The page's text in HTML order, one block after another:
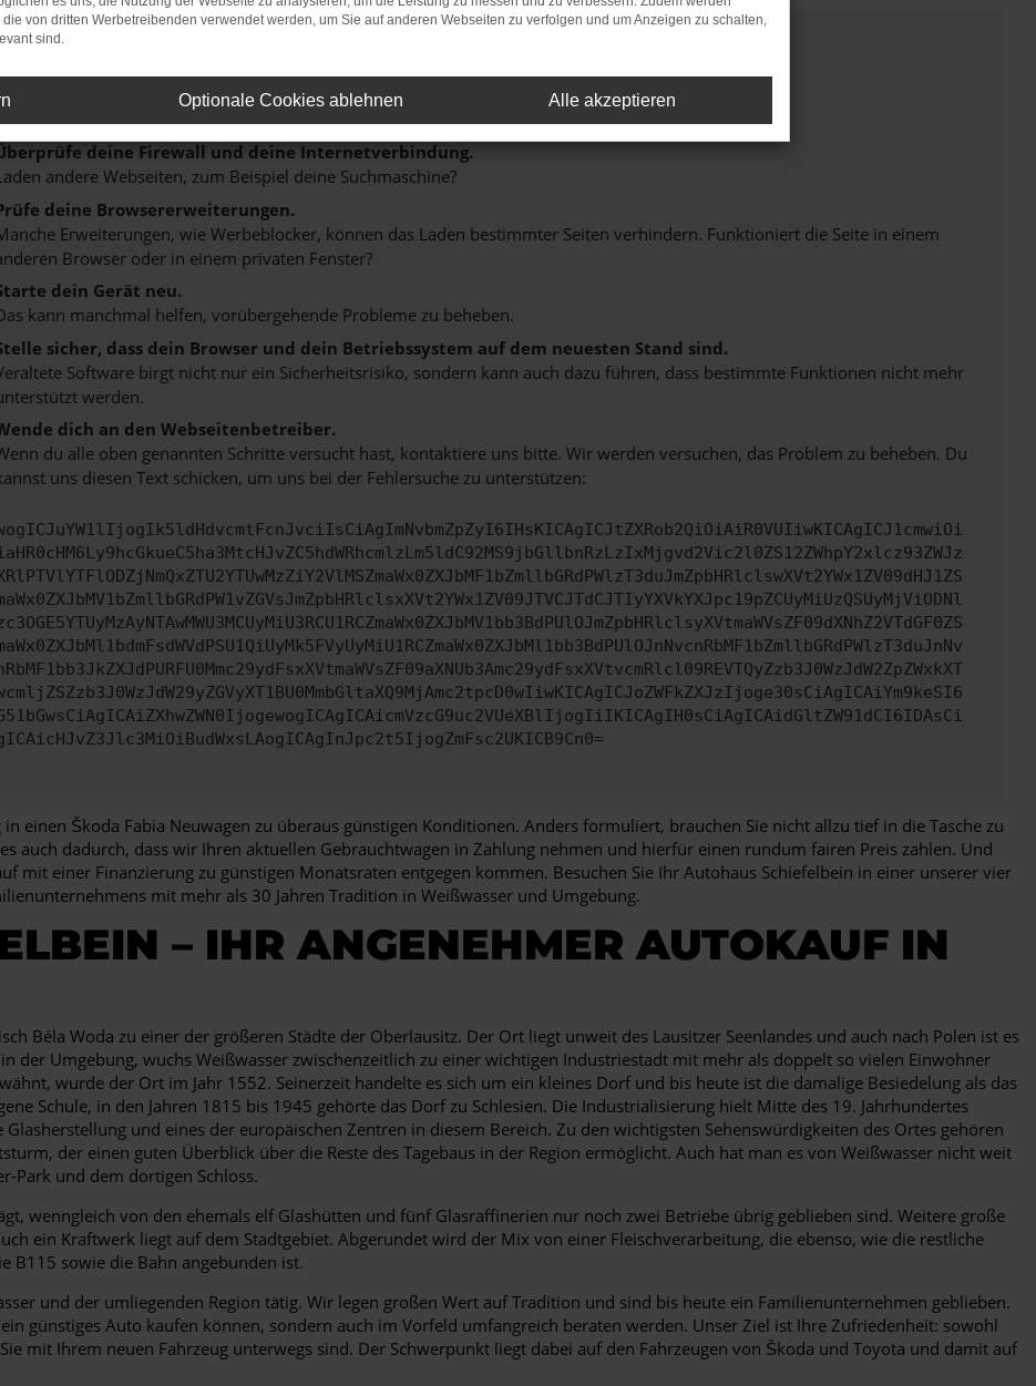
NETWORK ERROR
sind ein paar Tipps, die dir helfen können:
deine Firewall und deine Internetverbindung.
andere Webseiten, zum Beispiel deine Suchmaschine?
deine Browsererweiterungen.
Erweiterungen, wie Werbeblocker, können das Laden bestimmter Seiten verhindern. Funktioniert die Seite in einem
Browser oder in einem privaten Fenster?
dein Gerät neu.
kann manchmal helfen, vorübergehende Probleme zu beheben.
sicher, dass dein Browser und dein Betriebssystem auf dem neuesten Stand sind.
Software birgt nicht nur ein Sicherheitsrisiko, sondern kann auch dazu führen, dass bestimmte Funktionen nicht mehr
werden.
dich an den Webseitenbetreiber.
du alle oben genannten Schritte versucht hast, kontaktiere uns bitte. Wir werden versuchen, das Problem zu beheben. Du
uns diesen Text schicken, um uns bei der Fehlersuche zu unterstützen:
einen Škoda Fabia Neuwagen zu überaus günstigen Konditionen. Anders formuliert, brauchen Sie nicht allzu tief in die Tasche zu
auch dadurch, dass wir Ihren aktuellen Gebrauchtwagen in Zahlung nehmen und hierfür einen rundum fairen Preis zahlen. Und
mit einer Finanzierung zu günstigen Monatsraten entgegen kommen. Besuchen Sie Ihr Autohaus Schiefelbein in einer unserer vier
mit mehr als 30 Jahren Tradition in Weißwasser und Umgebung.
– IHR ANGENEHMER AUTOKAUF IN
Béla Woda zu einer der größeren Städte der Oberlausitz. Der Ort liegt unweit des Lausitzer Seenlandes und auch nach Polen ist es
der Umgebung, wuchs Weißwasser zwischenzeitlich zu einer wichtigen Industriestadt mit mehr als doppelt so vielen Einwohner
wurde der Ort im Jahr 1552. Seinerzeit handelte es sich um ein kleines Dorf und bis heute ist die damalige Besiedelung als das
Schule, in den Jahren 1815 bis 1945 gehörte das Dorf zu Schlesien. Die Industrialisierung hielt Mitte des 19. Jahrhundertes
und eines der europäischen Zentren in diesem Bereich. Zu den wichtigsten Sehenswürdigkeiten des Ortes gehören
der einen guten Überblick über die Reste des Tagebaus in der Region ermöglicht. Auch hat man es von Weißwasser nicht weit
Park und dem dortigen Schloss.
wenngleich von den ehemals elf Glashütten und fünf Glasraffinerien nur noch zwei Betriebe übrig geblieben sind. Weitere große
ein Kraftwerk liegt auf dem Stadtgebiet. Abgerundet wird der Mix von einer Fleischverarbeitung, die ebenso, wie die restliche
B115 sowie die Bahn angebunden ist.
und der umliegenden Region tätig. Wir legen großen Wert auf Tradition und sind bis heute ein Familienunternehmen geblieben.
günstiges Auto kaufen können, sondern auch im Vorfeld umfangreich beraten werden. Unser Ziel ist Ihre Zufriedenheit: sowohl
mit Ihrem neuen Fahrzeug unterwegs sind. Der Schwerpunkt liegt dabei auf den Fahrzeugen von Škoda und Toyota und damit auf
von dritten Werbetreibenden verwendet werden, um Sie auf anderen Webseiten zu verfolgen und um Anzeigen zu schalten,
sind.
Optionale Cookies ablehnen Alle akzeptieren